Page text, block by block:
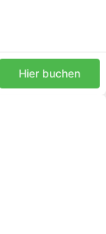
Hier buchen